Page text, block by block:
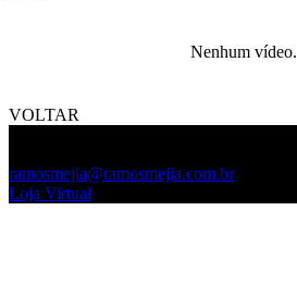
Nenhum vídeo.
VOLTAR
ramosmejia@ramosmejia.com.br
Loja Virtual